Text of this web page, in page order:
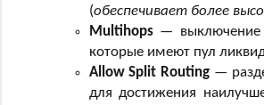
(обеспечивает более
Multihops— выключение
которые имеют пул
Allow Split Routing —
для достижения